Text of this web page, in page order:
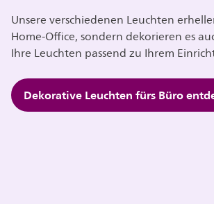
Unsere verschiedenen Leuchten
Home-Office, sondern dekorieren es
Ihre Leuchten passend zu Ihrem
Dekorative Leuchten fürs Büro